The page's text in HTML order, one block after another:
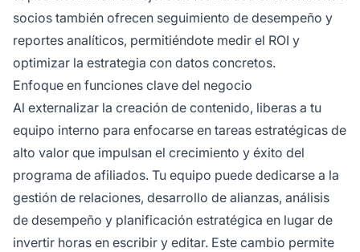
socios también ofrecen seguimiento de desempeño y
reportes analíticos, permitiéndote medir el ROI y
optimizar la estrategia con datos concretos.
Enfoque en funciones clave del negocio
Al externalizar la creación de contenido, liberas a tu
equipo interno para enfocarse en tareas estratégicas de
alto valor que impulsan el crecimiento y éxito del
programa de afiliados. Tu equipo puede dedicarse a la
gestión de relaciones, desarrollo de alianzas, análisis
de desempeño y planificación estratégica en lugar de
invertir horas en escribir y editar. Este cambio permite